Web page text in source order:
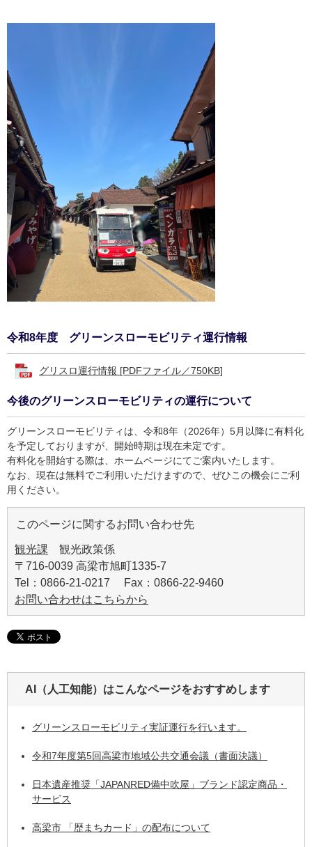
令和8年度 グリーンスローモビリティ運行情報
グリスロ運行情報 [PDFファイル／750KB]
今後のグリーンスローモビリティの運行について
グリーンスローモビリティは、令和8年（2026年）5月以降に有料化
を予定しておりますが、開始時期は現在未定です。
有料化を開始する際は、ホームページにてご案内いたします。
なお、現在は無料でご利用いただけますので、ぜひこの機会にご利
用ください。
このページに関するお問い合わせ先
観光課 観光政策係
〒716-0039 高梁市旭町1335-7
Tel：0866-21-0217 Fax：0866-22-9460
お問い合わせはこちらから
AI（人工知能）はこんなページをおすすめします
グリーンスローモビリティ実証運行を行います。
令和7年度第5回高梁市地域公共交通会議（書面決議）
日本遺産推奨「JAPANRED備中吹屋」ブランド認定商品・
サービス
高梁市 「歴まちカード」の配布について